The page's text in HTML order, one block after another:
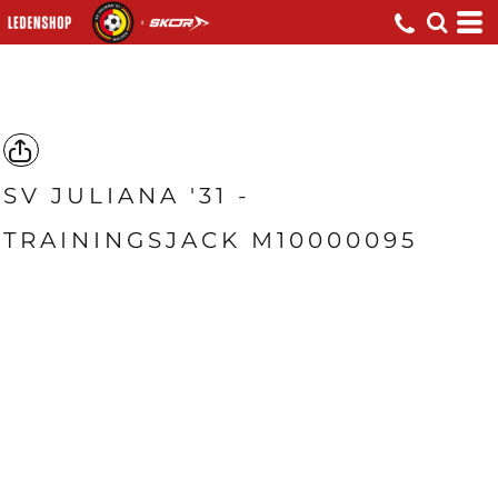
SV JULIANA '31 -
TRAININGSJACK M10000095